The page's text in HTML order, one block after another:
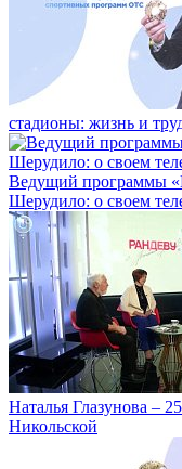
стадионы: жизнь и
Ведущий программы
Шерудило: о своем
Наталья Глазунова –
Никольской